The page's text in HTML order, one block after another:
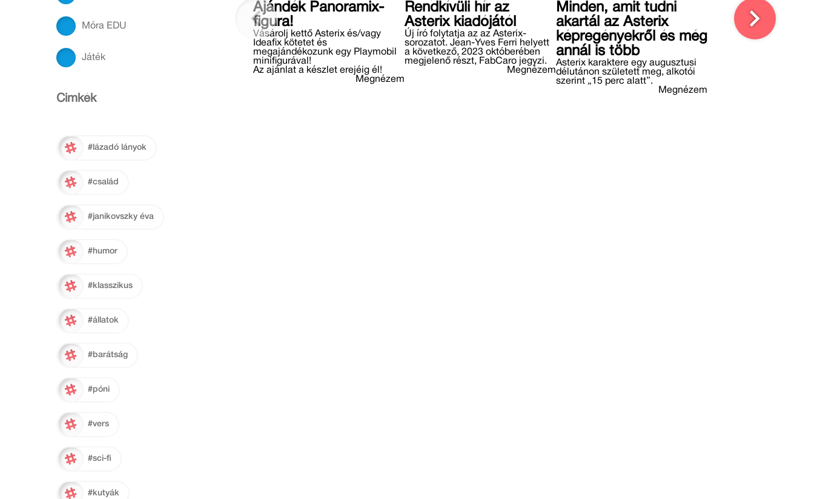
Móra EDU
Játék
Cimkék
#lázadó lányok
#család
#janikovszky éva
#humor
#klasszikus
#állatok
#barátság
#póni
#vers
#sci-fi
#kutyák
Ajándék Panoramix-
figura!
Vásárolj kettő Asterix és/vagy
Ideafix kötetet és
megajándékozunk egy Playmobil
minifigurával!
Az ajánlat a készlet erejéig él!
Megnézem
Rendkívüli hír az
Asterix kiadójától
Új író folytatja az az Asterix-
sorozatot. Jean-Yves Ferri helyett
a következő, 2023 októberében
megjelenő részt, FabCaro jegyzi.
Megnézem
Minden, amit tudni
akartál az Asterix
képregényekről és még
annál is több
Asterix karaktere egy augusztusi
délutánon született meg, alkotói
szerint „15 perc alatt”.
Megnézem